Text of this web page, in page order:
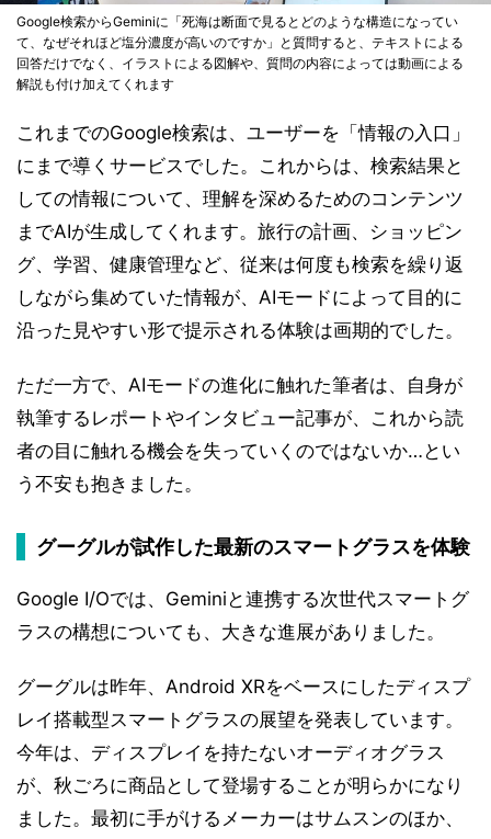
Google検索からGeminiに「死海は断面で見るとどのような構造になってい
て、なぜそれほど塩分濃度が高いのですか」と質問すると、テキストによる
回答だけでなく、イラストによる図解や、質問の内容によっては動画による
解説も付け加えてくれます
これまでのGoogle検索は、ユーザーを「情報の入口」
にまで導くサービスでした。これからは、検索結果と
しての情報について、理解を深めるためのコンテンツ
までAIが生成してくれます。旅行の計画、ショッピン
グ、学習、健康管理など、従来は何度も検索を繰り返
しながら集めていた情報が、AIモードによって目的に
沿った見やすい形で提示される体験は画期的でした。
ただ一方で、AIモードの進化に触れた筆者は、自身が
執筆するレポートやインタビュー記事が、これから読
者の目に触れる機会を失っていくのではないか…とい
う不安も抱きました。
グーグルが試作した最新のスマートグラスを体験
Google I/Oでは、Geminiと連携する次世代スマートグ
ラスの構想についても、大きな進展がありました。
グーグルは昨年、Android XRをベースにしたディスプ
レイ搭載型スマートグラスの展望を発表しています。
今年は、ディスプレイを持たないオーディオグラス
が、秋ごろに商品として登場することが明らかになり
ました。最初に手がけるメーカーはサムスンのほか、